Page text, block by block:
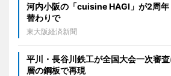
河内小阪の「cuisine HAGI」が2周
替わりで
東大阪経済新聞
平川・長谷川鉄工が全国大会一次審
層の鋼板で再現